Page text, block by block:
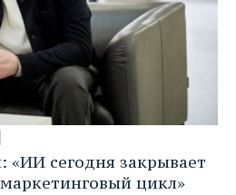
«ИИ сегодня закрывает
цикл»